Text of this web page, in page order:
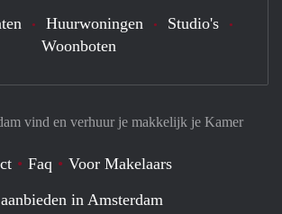
vind en verhuur je makkelijk je Kamer
Faq
Voor Makelaars
in Amsterdam
Huurwoningen
Studio's
Woonboten